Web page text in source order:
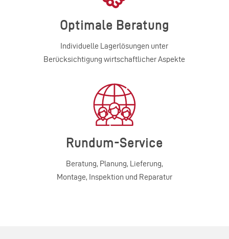
Optimale Beratung
Individuelle Lagerlösungen unter
Berücksichtigung wirtschaftlicher Aspekte
Rundum-Service
Beratung, Planung, Lieferung,
Montage, Inspektion und Reparatur